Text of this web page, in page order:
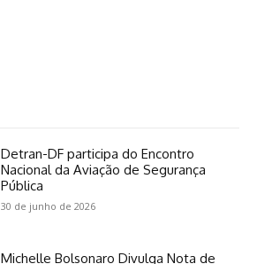
Detran-DF participa do Encontro
Nacional da Aviação de Segurança
Pública
30 de junho de 2026
Michelle Bolsonaro Divulga Nota de